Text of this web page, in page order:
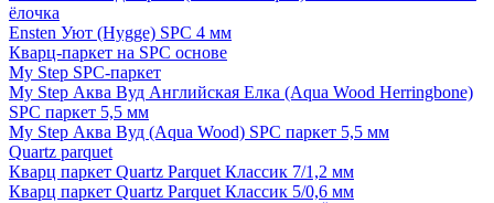
ёлочка
Ensten Уют (Hygge) SPC 4 мм
Кварц-паркет на SPC основе
My Step SPC-паркет
My Step Аква Вуд Английская Елка (Aqua Wood Herringbone)
SPC паркет 5,5 мм
My Step Аква Вуд (Aqua Wood) SPC паркет 5,5 мм
Quartz parquet
Кварц паркет Quartz Parquet Классик 7/1,2 мм
Кварц паркет Quartz Parquet Классик 5/0,6 мм